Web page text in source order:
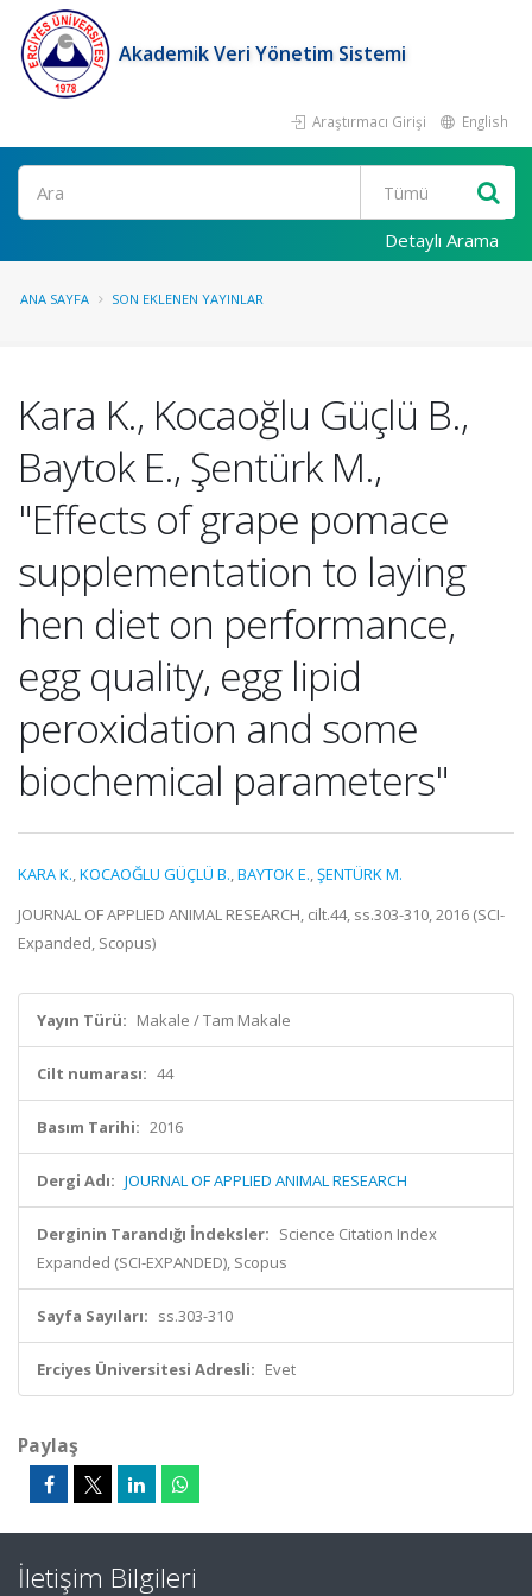
Akademik Veri Yönetim Sistemi
Araştırmacı Girişi English
Ara
Detaylı Arama
ANA SAYFA SON EKLENEN YAYINLAR
Kara K., Kocaoğlu Güçlü B.,
Baytok E., Şentürk M.,
"Effects of grape pomace
supplementation to laying
hen diet on performance,
egg quality, egg lipid
peroxidation and some
biochemical parameters"
KARA K.,KOCAOĞLU GÜÇLÜ B.,BAYTOK E.,ŞENTÜRK M.
JOURNAL OF APPLIED ANIMAL RESEARCH, cilt.44, ss.303-310, 2016 (SCI-
Expanded, Scopus)
Yayın Türü: Makale / Tam Makale
Cilt numarası: 44
Basım Tarihi: 2016
Dergi Adı: JOURNAL OF APPLIED ANIMAL RESEARCH
Derginin Tarandığı İndeksler: Science Citation Index
Expanded (SCI-EXPANDED), Scopus
Sayfa Sayıları: ss.303-310
Erciyes Üniversitesi Adresli: Evet
Paylaş
İletişim Bilgileri